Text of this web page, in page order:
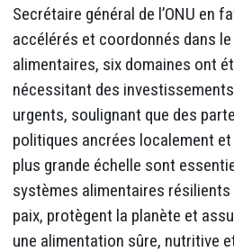
Secrétaire général de l’ONU en
accélérés et coordonnés dans
alimentaires, six domaines ont
nécessitant des
urgents, soulignant que des
politiques ancrées localement
plus grande échelle sont
systèmes alimentaires
paix, protègent la planète et
une alimentation sûre, nutritive